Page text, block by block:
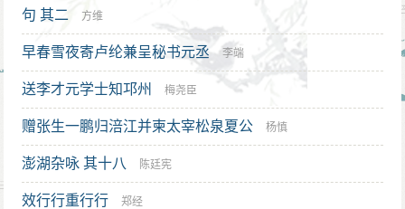
句 其二 方维
早春雪夜寄卢纶兼呈秘书元丞 李端
送李才元学士知邛州 梅尧臣
赠张生一鹏归涪江并柬太宰松泉夏公 杨慎
澎湖杂咏 其十八 陈廷宪
效行行重行行 郑经